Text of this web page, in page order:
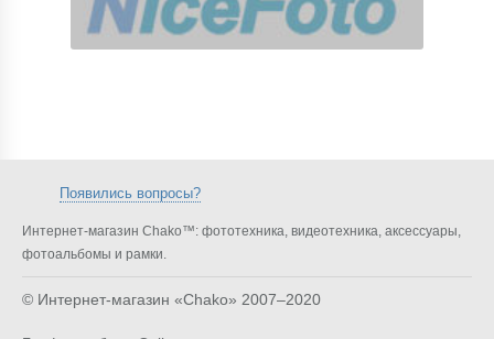
Появились вопросы?
Интернет-магазин Chako™: фототехника, видеотехника, аксессуары,
фотоальбомы и рамки.
© Интернет-магазин «Chako» 2007–2020